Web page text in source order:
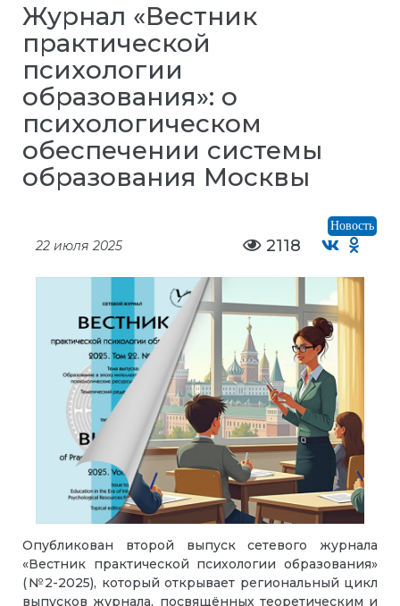
Журнал «Вестник
практической
психологии
образования»: о
психологическом
обеспечении системы
образования Москвы
Новость
22 июля 2025 2118
Опубликован второй выпуск сетевого журнала
«Вестник практической психологии образования»
(№2-2025), который открывает региональный цикл
выпусков журнала, посвящённых теоретическим и